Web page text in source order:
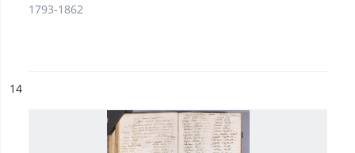
1793-1862
n°
14